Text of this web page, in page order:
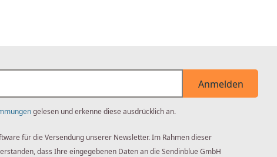
Anmelden
gelesen und erkenne diese ausdrücklich an.
für die Versendung unserer Newsletter. Im Rahmen dieser
dass Ihre eingegebenen Daten an die Sendinblue GmbH